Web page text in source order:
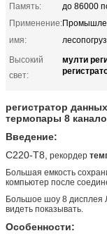
Память:
до 86000
Применение:
имя:
Высокий
свет:
мулти
регистратор
термопары 8
Введение:
С220-Т8, рекордер
Большая емкость
компьютер после
Большое шоу 8 дисплея
видеть показывать.
Особенности: